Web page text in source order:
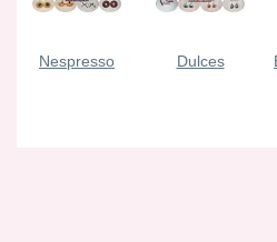
Nespresso Dulces